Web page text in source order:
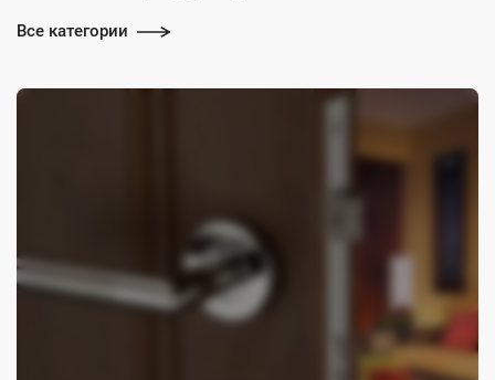
Все категории